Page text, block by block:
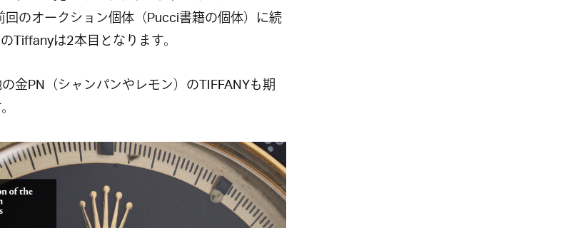
のオークション個体（Pucci書籍の個体）に続
Tiffanyは2本目となります。
金PN（シャンパンやレモン）のTIFFANYも期